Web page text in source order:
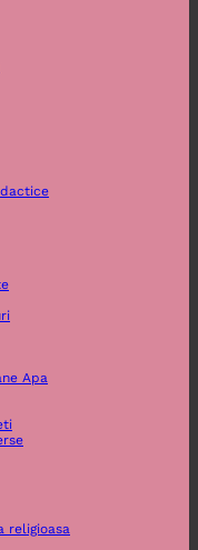
Apa
religioasa